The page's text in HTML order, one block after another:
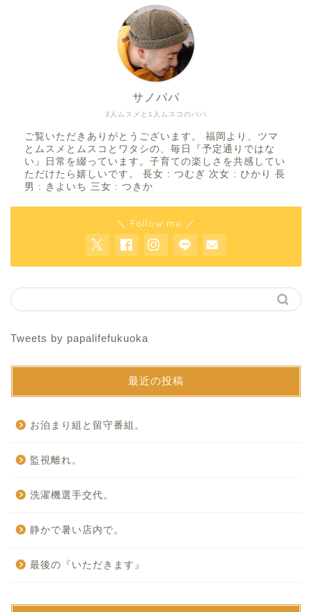
3人ムスメと1人ムスコのパパ
サノパパ
ご覧いただきありがとうございます。 福岡より、ツマ
とムスメとムスコとワタシの、毎日『予定通りではな
い』日常を綴っています。子育ての楽しさを共感してい
ただけたら嬉しいです。 長女 : つむぎ 次女 : ひかり 長
男 : きよいち 三女 : つきか
＼ Follow me ／
Tweets by papalifefukuoka
最近の投稿
お泊まり組と留守番組。
監視離れ。
洗濯機選手交代。
静かで暑い店内で。
最後の『いただきます』